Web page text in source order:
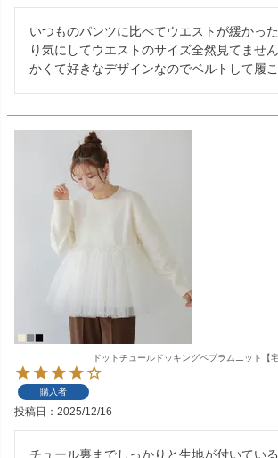
いつものパンツに比べてウエストが緩かっ
り気にしてウエストのサイズ全然見てませ
かくて好きなデザインなのでベルトして履こ
ドットチュールドッキングペプラムニット【宅
購入者
投稿日 2025/12/16
チュール裏までしっかりと生地が付いてい